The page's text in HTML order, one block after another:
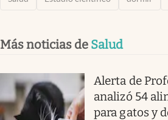
Más noticias de Salud
Alerta de
analizó 54
para gatos y